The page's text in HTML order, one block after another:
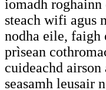
iomadh roghainn
steach wifi agus
nodha eile, faigh
prìsean
cuideachd
seasamh leusair